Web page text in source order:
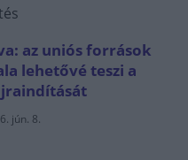
az uniós források
lehetővé teszi a
jún. 8.